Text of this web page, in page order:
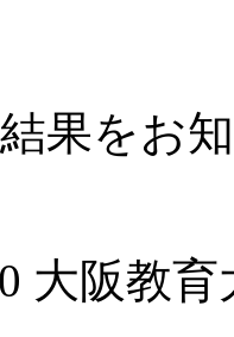
果をお
大阪教育